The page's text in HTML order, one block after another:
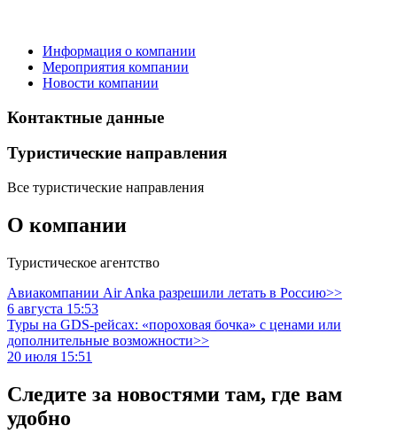
Информация о компании
Мероприятия компании
Новости компании
Контактные данные
Туристическиe направления
Все туристические направления
О компании
Туристическое агентство
Авиакомпании Air Anka разрешили летать в Россию>>
6 августа 15:53
Туры на GDS-рейсах: «пороховая бочка» с ценами или
дополнительные возможности>>
20 июля 15:51
Следите за новостями там, где вам
удобно